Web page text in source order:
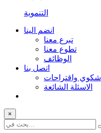
التنموية
انضم الينا
تبرع معنا
تطوع معنا
الوظائف
اتصل بنا
شكوي واقتراحات
الاسئلة الشائعة
×